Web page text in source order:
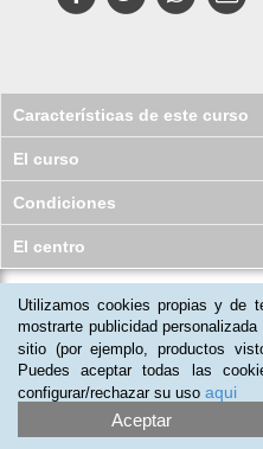
Características de este curso
El curso
Condiciones
El centro
Utilizamos cookies propias y de
mostrarte publicidad
sitio (por ejemplo, productos
Puedes aceptar todas las
configurar/rechazar su uso aqui
Aceptar